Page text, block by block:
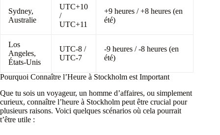
Sydney,
Australie
UTC+10
/
UTC+11
+9 heures / +8 heures (en
été)
Los
Angeles,
États-Unis
UTC-8 /
UTC-7
-9 heures / -8 heures (en
été)
Pourquoi Connaître l’Heure à Stockholm est Important
Que tu sois un voyageur, un homme d’affaires, ou simplement
curieux, connaître l’heure à Stockholm peut être crucial pour
plusieurs raisons. Voici quelques scénarios où cela pourrait
t’être utile :